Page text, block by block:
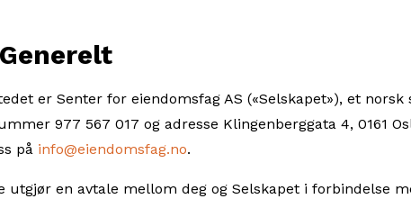
er Senter for eiendomsfag AS («Selskapet»), et norsk
977 567 017 og adresse Klingenberggata 4, 0161
på info@eiendomsfag.no.
utgjør en avtale mellom deg og Selskapet i forbindelse